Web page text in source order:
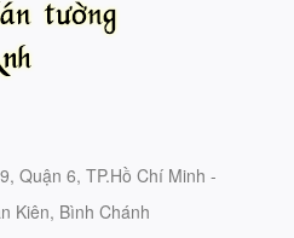
Quận 6, TP.Hồ Chí Minh -
Kiên, Bình Chánh